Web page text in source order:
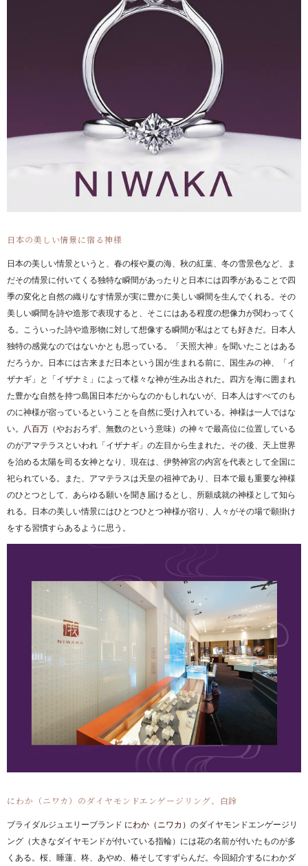
日本の美しい情景に宿る神様
日本の美しい情景というと、春の桜や夏の海、秋の紅葉、冬の雪景色など、ま
だその情景に付いてくる独特な瞬間があったりと日本には四季があることで四
季の変化と自然の織りなす情景が実に豊かに美しい瞬間を生んでくれる。その
美しい瞬間を詩や造形で表現すると、そこにはある程度の想像力が関わってく
る。こういった詩や造形物に対して想像する瞬間が私はとても好きだ。日本人
独特の感覚なのではないかとも思っている。「天照大神」を聞いたことはある
だろうか。日本には古来まだ日本という国が生まれる前に、国生みの神、「イ
ザナギ」と「イザナミ」によって様々な神が生み出された。四方を海に囲まれ
た豊かな自然を持つ島国日本だからなのかもしれないが、日本人はすべてのも
のに神様が宿っているということを自然に受け入れている。神様は一人ではな
い。
八百万 （やおおろず、無数のという意味）の神々で最高位に位置している
のがアマテラスといわれ「イザナギ」の左目から生まれた。その後、天上世界
を治める太陽を司る女神となり、現在は、伊勢神宮の内宮を代表として全国に
祀られている。また、アマテラスは天皇の祖神であり、日本で最も重要な神様
のひとつとして、あらゆる願いを聞き届けるとし、所願成就の神様として知ら
れる。日本の美しい情景にはひとつひとつ神様が宿り、人々がその場で願掛け
をする習慣すらあるように思う。
にわか（ニワカ）のダイヤモンドエンゲージリング、白鈴
ブライダルジュエリーブランド にわか（ニワカ） のダイヤモンドエンゲージリ
ング（大きなダイヤモンドが付いている指輪）には花の名前が付いたものが多
くある。桜、睡蓮、柊、あやめ、椿そしてすずらんだ。今回紹介するにわかダ